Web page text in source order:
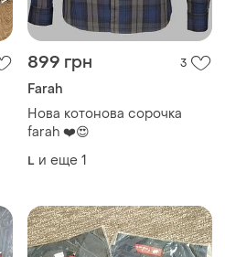
899 грн 3
Farah
Нова котонова сорочка
farah ❤️😍
L и еще 1